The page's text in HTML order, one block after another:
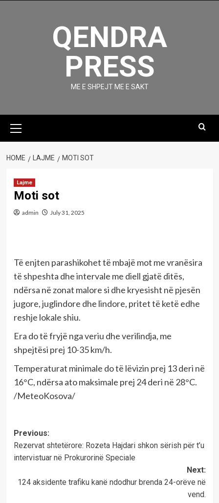
QENDRA
PRESS
ME E SHPEJT ME E SAKT
Menu
HOME LAJME MOTI SOT
Lajme
Moti sot
admin July 31, 2025
Të enjten parashikohet të mbajë mot me vranësira
të shpeshta dhe intervale me diell gjatë ditës,
ndërsa në zonat malore si dhe kryesisht në pjesën
jugore, juglindore dhe lindore, pritet të ketë edhe
reshje lokale shiu.
Era do të fryjë nga veriu dhe verilindja, me
shpejtësi prej 10-35 km/h.
Temperaturat minimale do të lëvizin prej 13 deri në
16°C, ndërsa ato maksimale prej 24 deri në 28°C.
/MeteoKosova/
Post
navigation
Previous:
Rezervat shtetërore: Rozeta Hajdari shkon sërish për t’u
intervistuar në Prokurorinë Speciale
Next:
124 aksidente trafiku kanë ndodhur brenda 24-orëve në
vend.